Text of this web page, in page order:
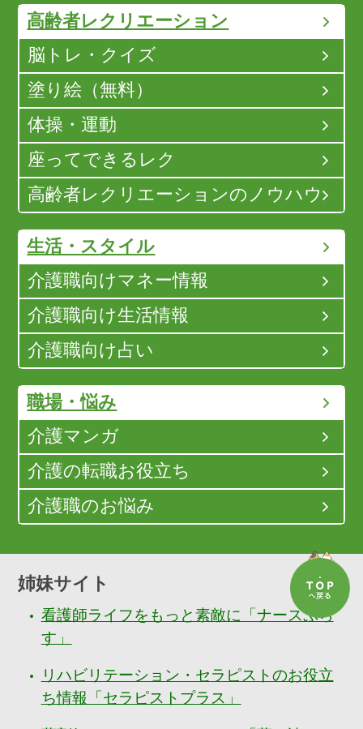
高齢者レクリエーション
脳トレ・クイズ
塗り絵（無料）
体操・運動
座ってできるレク
高齢者レクリエーションのノウハウ
生活・スタイル
介護職向けマネー情報
介護職向け生活情報
介護職向け占い
職場・悩み
介護マンガ
介護の転職お役立ち
介護職のお悩み
姉妹サイト
看護師ライフをもっと素敵に「ナースぷら
す」
リハビリテーション・セラピストのお役立
ち情報「セラピストプラス」